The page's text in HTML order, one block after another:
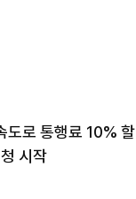
도로 통행료 10% 할
시작